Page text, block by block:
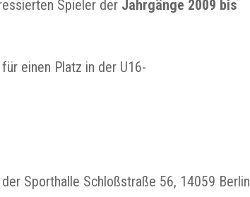
Spieler der Jahrgänge 2009 bis
einen Platz in der U16-
Sporthalle Schloßstraße 56, 14059 Berlin